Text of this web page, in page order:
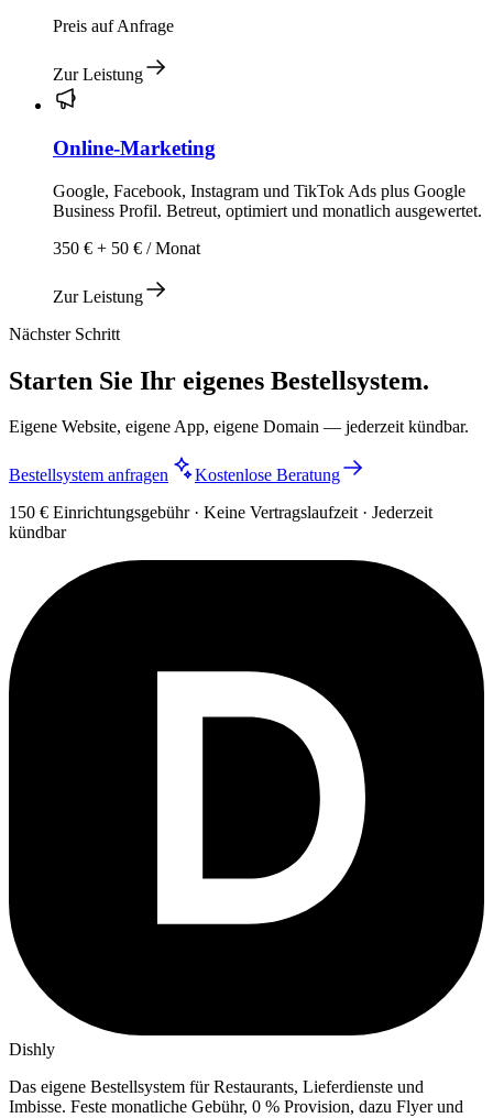
Preis auf Anfrage
Zur Leistung
Online-Marketing
Google, Facebook, Instagram und TikTok Ads plus Google
Business Profil. Betreut, optimiert und monatlich ausgewertet.
350 € + 50 € / Monat
Zur Leistung
Nächster Schritt
Starten Sie Ihr eigenes Bestellsystem.
Eigene Website, eigene App, eigene Domain — jederzeit kündbar.
Bestellsystem anfragen
Kostenlose Beratung
150 € Einrichtungsgebühr · Keine Vertragslaufzeit · Jederzeit
kündbar
Dishly
Das eigene Bestellsystem für Restaurants, Lieferdienste und
Imbisse. Feste monatliche Gebühr, 0 % Provision, dazu Flyer und